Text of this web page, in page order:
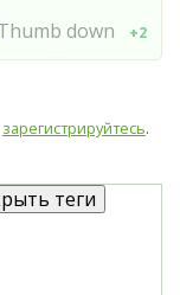
+2
зарегистрируйтесь.